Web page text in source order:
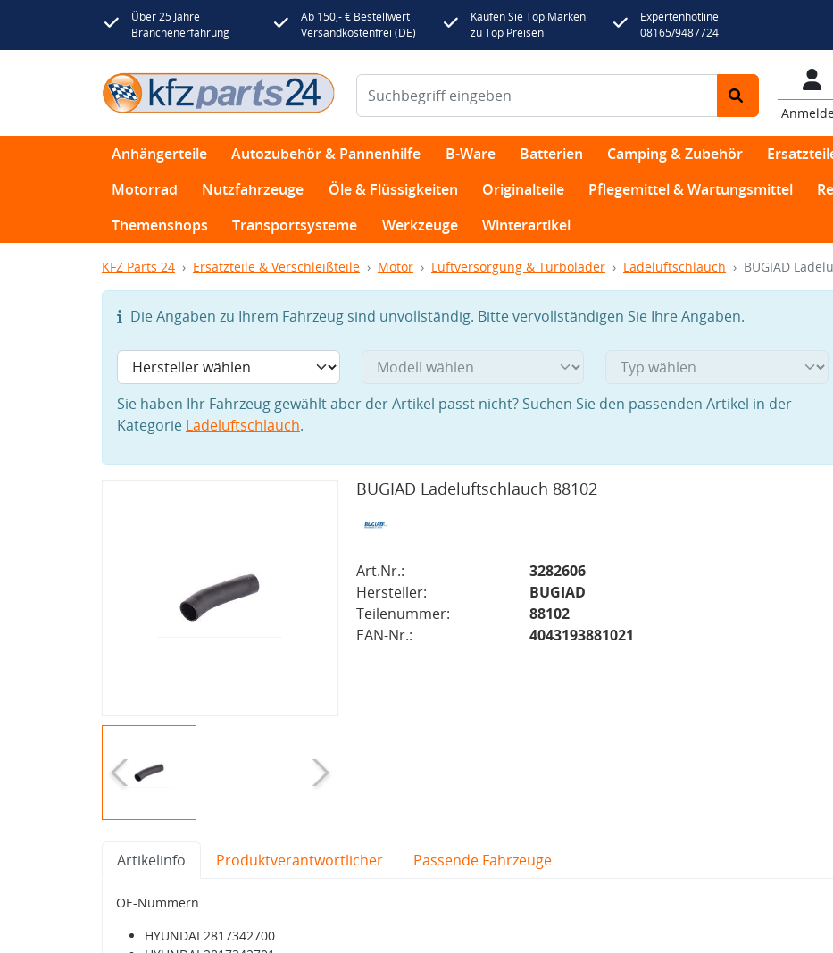
Über 25 Jahre
Branchenerfahrung
Ab 150,- € Bestellwert
Versandkostenfrei (DE)
Kaufen Sie Top Marken
zu Top Preisen
Expertenhotline
08165/9487724
Anhängerteile Autozubehör & Pannenhilfe B-Ware Batterien Camping & Zubehör
Motorrad
Nutzfahrzeuge Öle & Flüssigkeiten Originalteile Pflegemittel & Wartungsmittel
Themenshops
Transportsysteme Werkzeuge Winterartikel
KFZ Parts 24 Ersatzteile & Verschleißteile Motor Luftversorgung & Turbolader Ladeluftschlauch BUGIAD
Die Angaben zu Ihrem Fahrzeug sind unvollständig. Bitte vervollständigen Sie Ihre Angaben.
Sie haben Ihr Fahrzeug gewählt aber der Artikel passt nicht? Suchen Sie den passenden Artikel in der
Kategorie Ladeluftschlauch.
BUGIAD Ladeluftschlauch 88102
Art.Nr.:
3282606
Hersteller:
BUGIAD
Teilenummer:
88102
EAN-Nr.:
4043193881021
Artikelinfo Produktverantwortlicher Passende Fahrzeuge
OE-Nummern
HYUNDAI 2817342700